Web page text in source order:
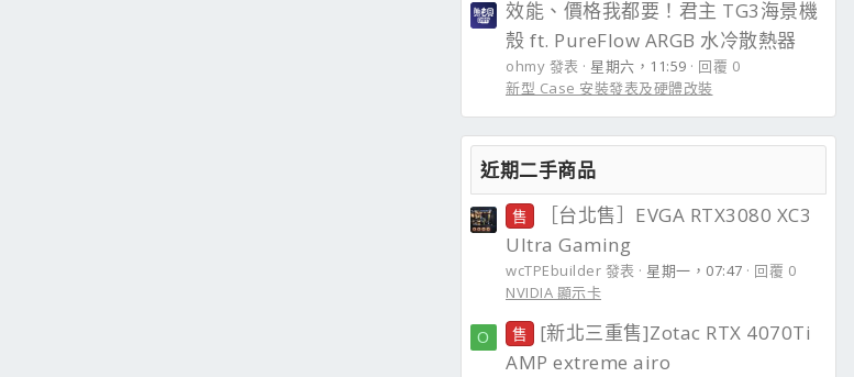
效能、價格我都要！君主 TG3海景機
殼 ft. PureFlow ARGB 水冷散熱器
ohmy 發表 星期六，11:59
回覆 0
新型 Case 安裝發表及硬體改裝
近期二手商品
售
［台北售］EVGA RTX3080 XC3
Ultra Gaming
wcTPEbuilder 發表 星期一，07:47
回覆 0
NVIDIA 顯示卡
O 售
[新北三重售]Zotac RTX 4070Ti
AMP extreme airo